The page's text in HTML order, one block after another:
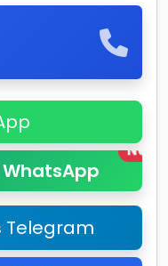
WhatsApp
New
Telegram